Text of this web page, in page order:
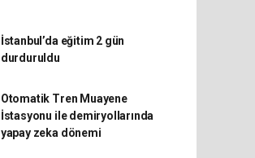
İstanbul’da eğitim 2 gün
durduruldu
Otomatik Tren Muayene
İstasyonu ile demiryollarında
yapay zeka dönemi